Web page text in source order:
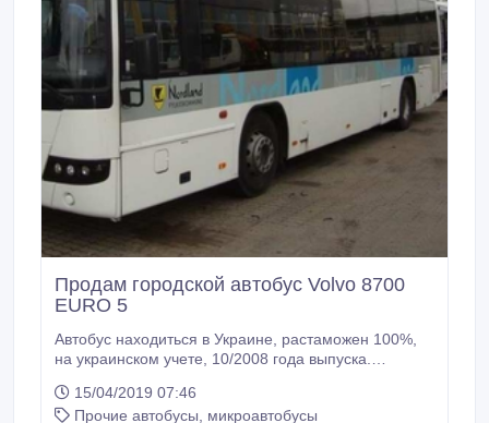
Продам городской автобус Volvo 8700
EURO 5
Автобус находиться в Украине, растаможен 100%,
на украинском учете, 10/2008 года выпуска.
Длинна 12 метров, ширина 2, 55 м. Количество
мест: 41 сидячих и 61 стоячих. Резина 295/80R/22.5.
15/04/2019 07:46
Прочие автобусы, микроавтобусы